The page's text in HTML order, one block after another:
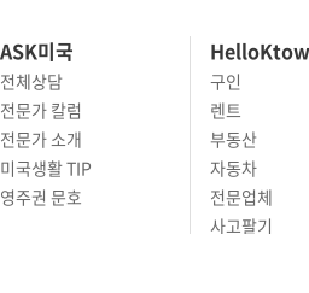
ASK미국
전체상담
전문가 칼럼
전문가 소개
HelloKtown
구인
렌트
부동산
자동차